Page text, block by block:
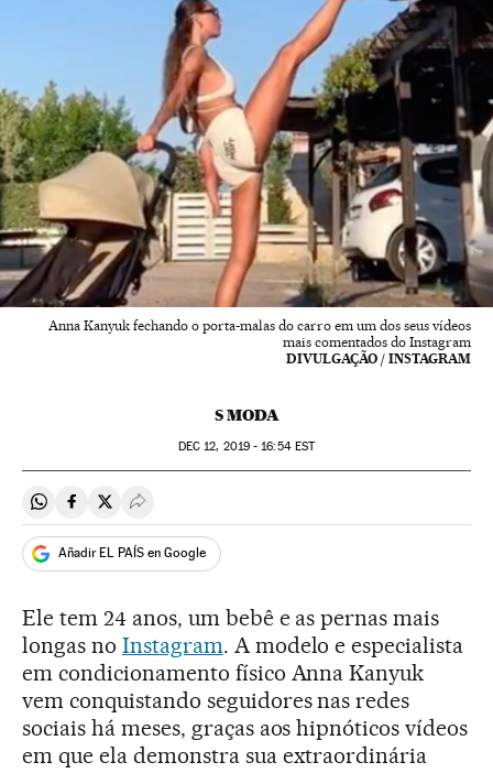
Anna Kanyuk fechando o porta-malas do carro em um dos seus vídeos
mais comentados do Instagram
DIVULGAÇÃO / INSTAGRAM
S MODA
DEC 12, 2019 - 16:54EST
Compartir en Whatsapp
Compartir en Facebook
Compartir en Twitter
Desplegar Redes Sociales
Añadir EL PAÍS en Google
Ele tem 24 anos, um bebê e as pernas mais
longas no Instagram. A modelo e especialista
em condicionamento físico Anna Kanyuk
vem conquistando seguidores nas redes
sociais há meses, graças aos hipnóticos vídeos
em que ela demonstra sua extraordinária